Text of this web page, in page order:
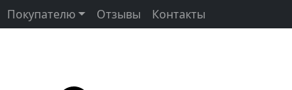
Покупателю Отзывы Контакты